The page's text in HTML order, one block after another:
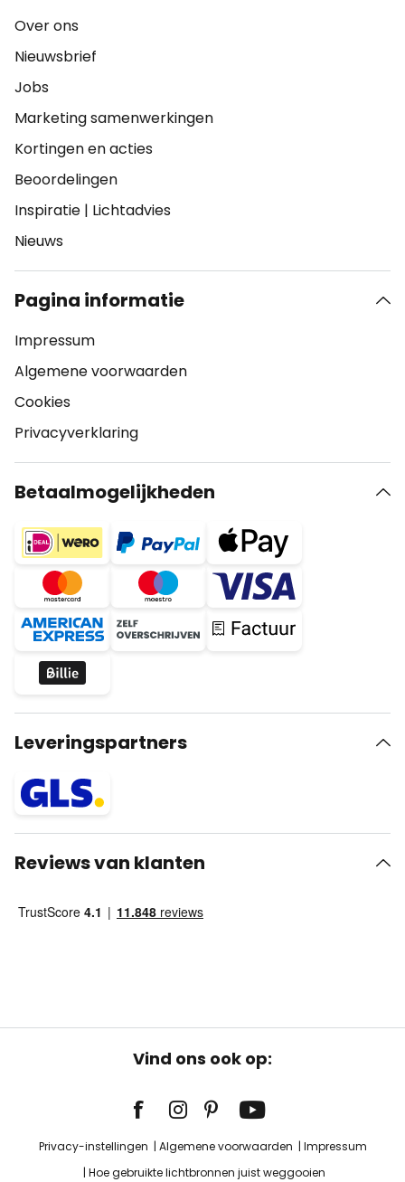
Over ons
Nieuwsbrief
Jobs
Marketing samenwerkingen
Kortingen en acties
Beoordelingen
Inspiratie | Lichtadvies
Nieuws
Pagina informatie
Impressum
Algemene voorwaarden
Cookies
Privacyverklaring
Betaalmogelijkheden
Leveringspartners
Reviews van klanten
Vind ons ook op:
Privacy-instellingen Algemene voorwaarden
Impressum
Hoe gebruikte lichtbronnen juist weggooien